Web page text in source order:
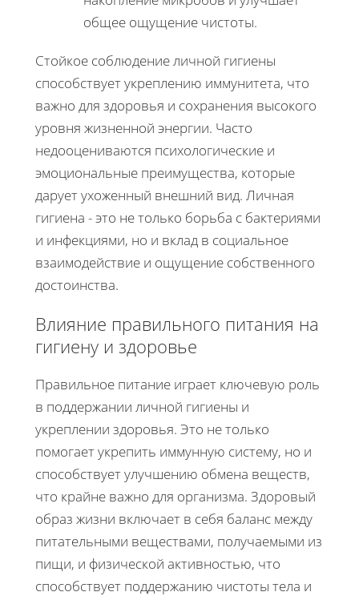
общее ощущение чистоты.
Стойкое соблюдение личной гигиены
способствует укреплению иммунитета, что
важно для здоровья и сохранения высокого
уровня жизненной энергии. Часто
недооцениваются психологические и
эмоциональные преимущества, которые
дарует ухоженный внешний вид. Личная
гигиена - это не только борьба с бактериями
и инфекциями, но и вклад в социальное
взаимодействие и ощущение собственного
достоинства.
Влияние правильного питания на
гигиену и здоровье
Правильное питание играет ключевую роль
в поддержании личной гигиены и
укреплении здоровья. Это не только
помогает укрепить иммунную систему, но и
способствует улучшению обмена веществ,
что крайне важно для организма. Здоровый
образ жизни включает в себя баланс между
питательными веществами, получаемыми из
пищи, и физической активностью, что
способствует поддержанию чистоты тела и